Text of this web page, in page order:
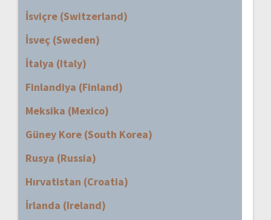
İsviçre (Switzerland)
İsveç (Sweden)
İtalya (Italy)
Finlandiya (Finland)
Meksika (Mexico)
Güney Kore (South Korea)
Rusya (Russia)
Hırvatistan (Croatia)
İrlanda (Ireland)